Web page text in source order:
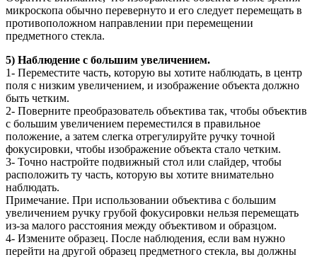
микроскопа обычно перевернуто и его следует перемещать в
противоположном направлении при перемещении
предметного стекла.
5) Наблюдение с большим увеличением.
1- Переместите часть, которую вы хотите наблюдать, в центр
поля с низким увеличением, и изображение объекта должно
быть четким.
2- Поверните преобразователь объектива так, чтобы объектив
с большим увеличением переместился в правильное
положение, а затем слегка отрегулируйте ручку точной
фокусировки, чтобы изображение объекта стало четким.
3- Точно настройте подвижный стол или слайдер, чтобы
расположить ту часть, которую вы хотите внимательно
наблюдать.
Примечание. При использовании объектива с большим
увеличением ручку грубой фокусировки нельзя перемещать
из-за малого расстояния между объективом и образцом.
4- Измените образец. После наблюдения, если вам нужно
перейти на другой образец предметного стекла, вы должны